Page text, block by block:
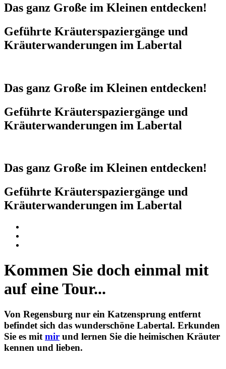
Das ganz Große im Kleinen entdecken!
Geführte Kräuterspaziergänge und
Kräuterwanderungen im Labertal
Das ganz Große im Kleinen entdecken!
Geführte Kräuterspaziergänge und
Kräuterwanderungen im Labertal
Das ganz Große im Kleinen entdecken!
Geführte Kräuterspaziergänge und
Kräuterwanderungen im Labertal
Kommen Sie doch einmal mit
auf eine Tour...
Von Regensburg nur ein Katzensprung entfernt
befindet sich das wunderschöne Labertal. Erkunden
Sie es mit mir und lernen Sie die heimischen Kräuter
kennen und lieben.